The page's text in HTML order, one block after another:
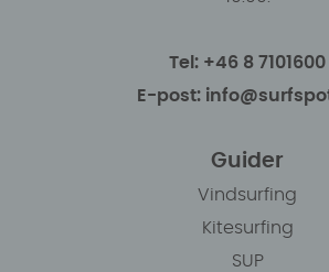
Tel: +46 8 7101600
E-post:
Guider
Vindsurfing
Kitesurfing
SUP